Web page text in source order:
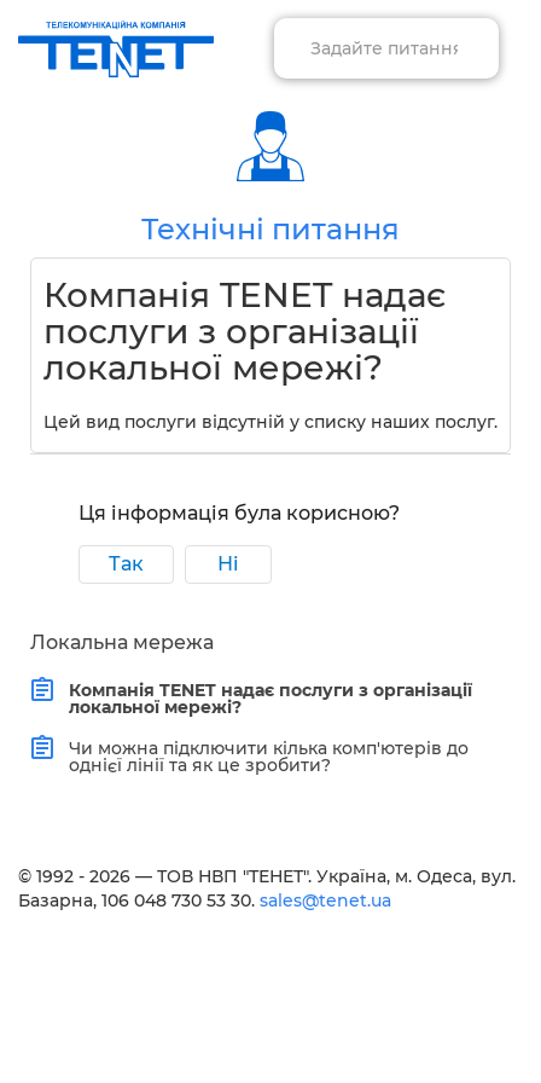
Технічні питання
Компанія TENET надає
послуги з організації
локальної мережі?
Цей вид послуги відсутній у списку наших послуг.
Ця інформація була корисною?
Так Ні
Локальна мережа
Компанія TENET надає послуги з організації
локальної мережі?
Чи можна підключити кілька комп'ютерів до
однієї лінії та як це зробити?
© 1992 - 2026 — ТОВ НВП "ТЕНЕТ". Українa, м. Одеса, вул.
Базарна, 106 048 730 53 30. sales@tenet.ua